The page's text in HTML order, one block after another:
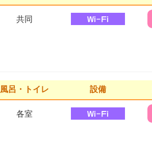
共同
風呂・トイレ 設備
各室